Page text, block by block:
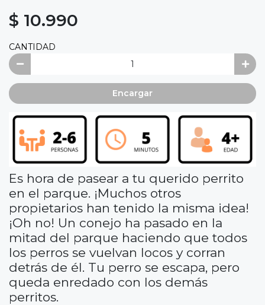
$ 10.990
CANTIDAD
Encargar
Es hora de pasear a tu querido perrito
en el parque. ¡Muchos otros
propietarios han tenido la misma idea!
¡Oh no! Un conejo ha pasado en la
mitad del parque haciendo que todos
los perros se vuelvan locos y corran
detrás de él. Tu perro se escapa, pero
queda enredado con los demás
perritos.